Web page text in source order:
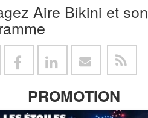
Aire Bikini et son
PROMOTION